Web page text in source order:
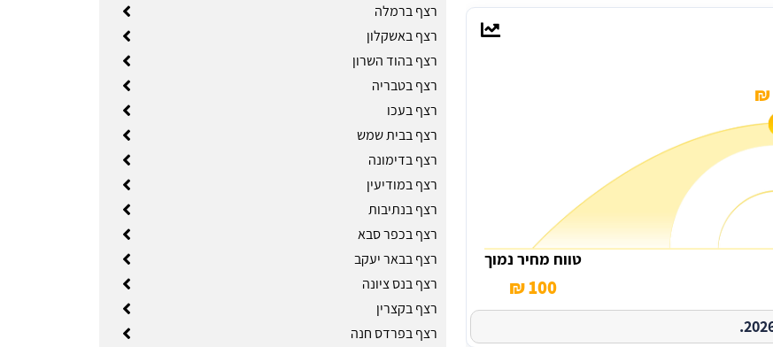
טווח מחיר נמוך
100 ₪
רצף ברמלה
רצף באשקלון
רצף בהוד השרון
רצף בטבריה
רצף בעכו
רצף בבית שמש
רצף בדימונה
רצף במודיעין
רצף בנתיבות
רצף בכפר סבא
רצף בבאר יעקב
רצף בנס ציונה
רצף בקצרין
רצף בפרדס חנה